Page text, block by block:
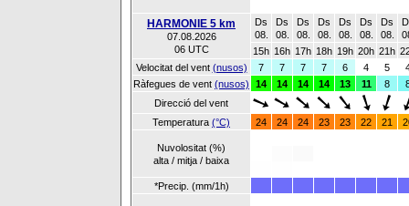
HARMONIE 5 km
07.08.2026
06 UTC
Ds
08.
Ds
08.
Ds
08.
Ds
08.
Ds
08.
Ds
08.
Ds
08.
15h 16h 17h 18h 19h 20h 21h
Velocitat del vent (nusos) 7 7 7 7 6 4 5
Ràfegues de vent (nusos) 14 14 14 14 13 11 8
Direcció del vent
Temperatura (°C) 24 24 24 23 23 22 21
Nuvolositat (%)
alta / mitja / baixa
*Precip. (mm/1h)